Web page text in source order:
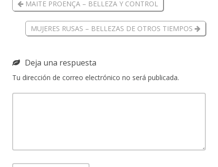
MAITE PROENÇA – BELLEZA Y CONTROL
MUJERES RUSAS – BELLEZAS DE OTROS TIEMPOS
Deja una respuesta
Tu dirección de correo electrónico no será publicada.